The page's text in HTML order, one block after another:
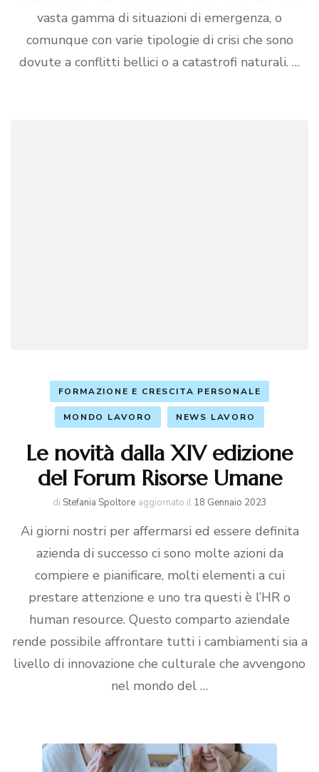
vasta gamma di situazioni di emergenza, o
comunque con varie tipologie di crisi che sono
dovute a conflitti bellici o a catastrofi naturali. …
FORMAZIONE E CRESCITA PERSONALE
MONDO LAVORO NEWS LAVORO
Le novità dalla XIV edizione
del Forum Risorse Umane
di Stefania Spoltore aggiornato il 18 Gennaio 2023
Ai giorni nostri per affermarsi ed essere definita
azienda di successo ci sono molte azioni da
compiere e pianificare, molti elementi a cui
prestare attenzione e uno tra questi è l’HR o
human resource. Questo comparto aziendale
rende possibile affrontare tutti i cambiamenti sia a
livello di innovazione che culturale che avvengono
nel mondo del …